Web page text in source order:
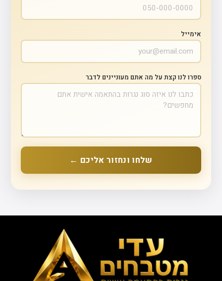
אימייל
ספרו לנו קצת על מה אתם מעוניינים לדבר
שלחו ונחזור אליכם ←